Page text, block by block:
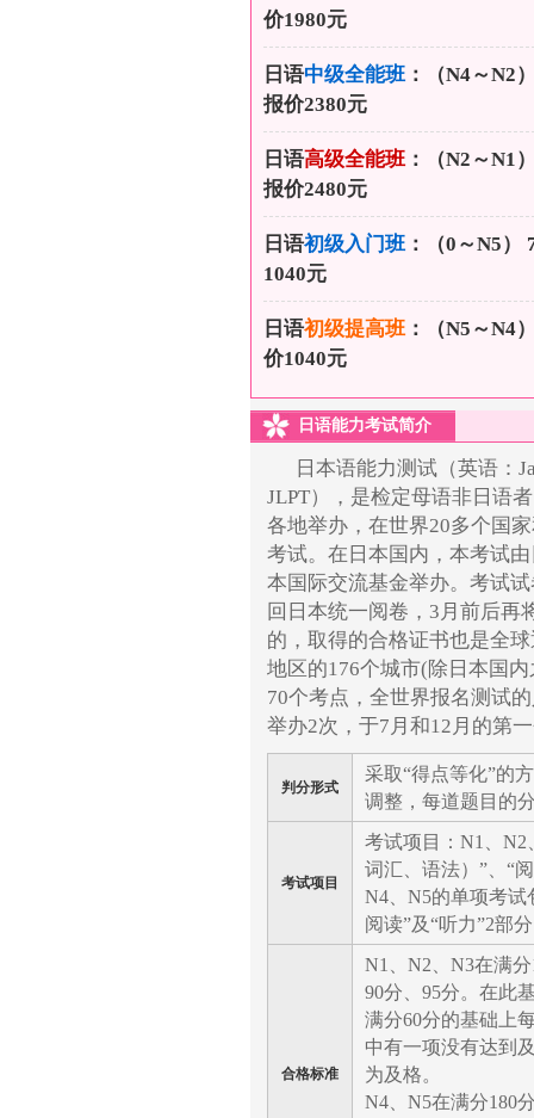
价1980元
日语中级全能班：（N4～N2
报价2380元
日语高级全能班：（N2～N1
报价2480元
日语初级入门班：（0～N5）
1040元
日语初级提高班：（N5～N4
价1040元
日语能力考试简介
日本语能力测试（英语：
JLPT），是检定母语非日语
各地举办，在世界20多个国
考试。在日本国内，本考试
本国际交流基金举办。考试
回日本统一阅卷，3月前后再
的，取得的合格证书也是全
地区的176个城市(除日本国
70个考点，全世界报名测试
举办2次，于7月和12月的第
判分形式
采取“得点等化”的
调整，每道题目的
考试项目
考试项目：N1、N2
词汇、语法）”、“
N4、N5的单项考试
阅读”及“听力”2部
合格标准
N1、N2、N3在满
90分、95分。在此
满分60分的基础上
中有一项没有达到
为及格。
N4、N5在满分180